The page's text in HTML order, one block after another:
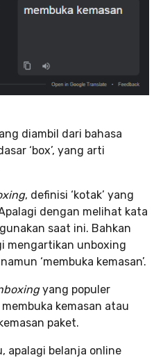
diambil dari bahasa
‘box’, yang arti
, definisi ‘kotak’ yang
dengan melihat kata
saat ini. Bahkan
mengartikan unboxing
‘membuka kemasan’.
yang populer
kemasan atau
paket.
apalagi belanja online